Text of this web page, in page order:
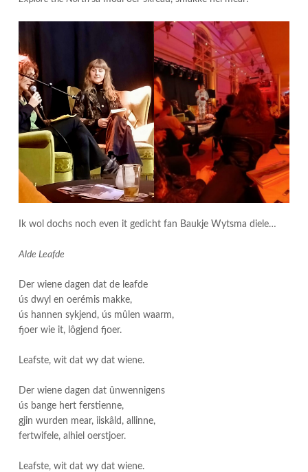
Ik wol dochs noch even it gedicht fan Baukje Wytsma diele…
Alde Leafde
Der wiene dagen dat de leafde
ús dwyl en oerémis makke,
ús hannen sykjend, ús mûlen waarm,
fjoer wie it, lôgjend fjoer.
Leafste, wit dat wy dat wiene.
Der wiene dagen dat ûnwennigens
ús bange hert ferstienne,
gjin wurden mear, iiskâld, allinne,
fertwifele, alhiel oerstjoer.
Leafste, wit dat wy dat wiene.